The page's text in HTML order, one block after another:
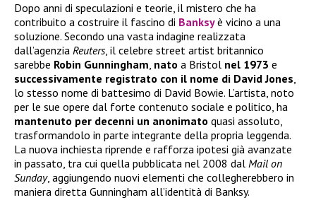
Dopo anni di speculazioni e teorie, il mistero che ha
contribuito a costruire il fascino di Banksyè vicino a una
soluzione. Secondo una vasta indagine realizzata
dall’agenzia Reuters, il celebre street artist britannico
sarebbe Robin Gunningham, nato a Bristol nel 1973 e
successivamente registrato con il nome di David Jones,
lo stesso nome di battesimo di David Bowie. L’artista, noto
per le sue opere dal forte contenuto sociale e politico, ha
mantenuto per decenni un anonimato quasi assoluto,
trasformandolo in parte integrante della propria leggenda.
La nuova inchiesta riprende e rafforza ipotesi già avanzate
in passato, tra cui quella pubblicata nel 2008 dal Mail on
Sunday, aggiungendo nuovi elementi che collegherebbero in
maniera diretta Gunningham all’identità di Banksy.